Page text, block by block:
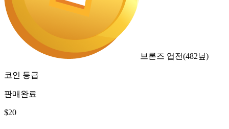
브론즈 엽전(482닢)
코인 등급
판매완료
$20